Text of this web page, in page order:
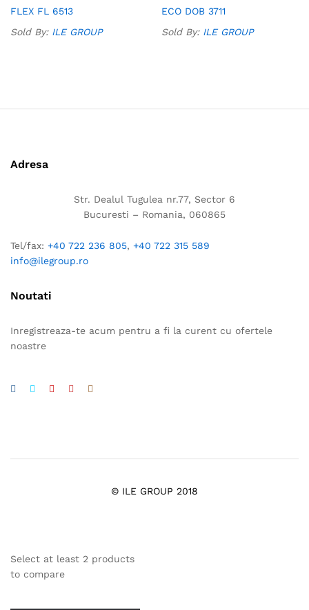
Wish
FLEX FL 6513
Sold By: ILE GROUP
Wish
ECO DOB 3711
Sold By: ILE GROUP
Adresa
Str. Dealul Tugulea nr.77, Sector 6
Bucuresti – Romania, 060865
Tel/fax: +40 722 236 805, +40 722 315 589
info@ilegroup.ro
Noutati
Inregistreaza-te acum pentru a fi la curent cu ofertele
noastre
© ILE GROUP 2018
Select at least 2 products
to compare